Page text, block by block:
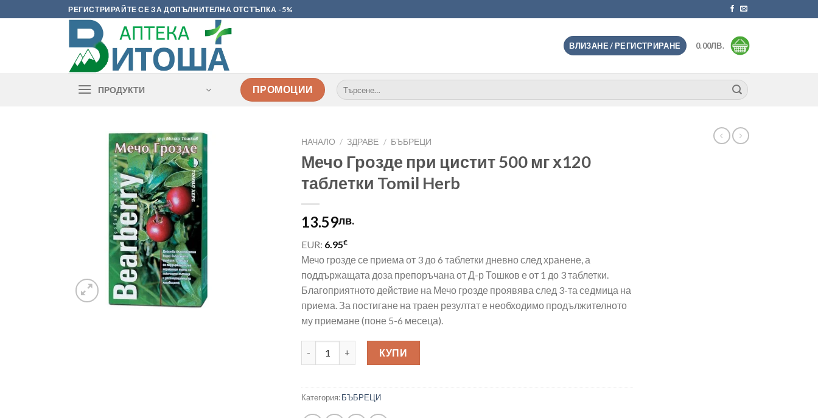
to
РЕГИСТРИРАЙТЕ СЕ ЗА ДОПЪЛНИТЕЛНА ОТСТЪПКА -5%
ВЛИЗАНЕ / РЕГИСТРИРАНЕ 0.00ЛВ.
ПРОДУКТИ ПРОМОЦИИ
Търсене
за:
НАЧАЛО / ЗДРАВЕ / БЪБРЕЦИ
Мечо Грозде при цистит 500 мг х120
таблетки Tomil Herb
13.59лв.
EUR: 6.95€
Мечо грозде се приема от 3 до 6 таблетки дневно след хранене, а
поддържащата доза препоръчана от Д-р Тошков е от 1 до 3 таблетки.
Благоприятното действие на Мечо грозде проявява след 3-та седмица на
приема. За постигане на траен резултат е необходимо продължителното
му приемане (поне 5-6 месеца).
количество за Мечо Грозде при цистит 500 мг х120 таблетки Tomil Herb
КУПИ
Категория:БЪБРЕЦИ